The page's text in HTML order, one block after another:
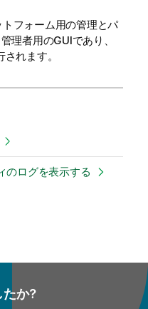
フォーム用の管理とパ
理者用のGUIであり、
れます。
のログを表示する
たか?